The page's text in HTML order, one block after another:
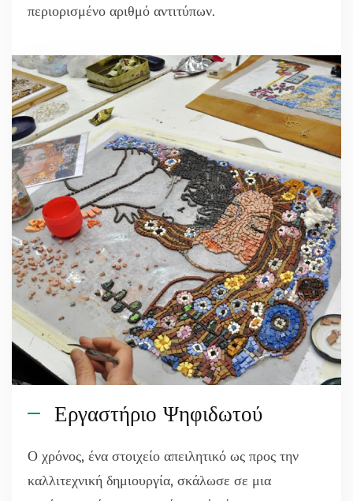
περιορισμένο αριθμό αντιτύπων.
Εργαστήριο Ψηφιδωτού
Ο χρόνος, ένα στοιχείο απειλητικό ως προς την
καλλιτεχνική δημιουργία, σκάλωσε σε μια